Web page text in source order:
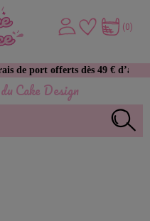
Cake Design
offerts dès 49 € d’achat
(0)